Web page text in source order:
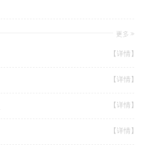
【详情】
【详情】
【详情】
【详情】